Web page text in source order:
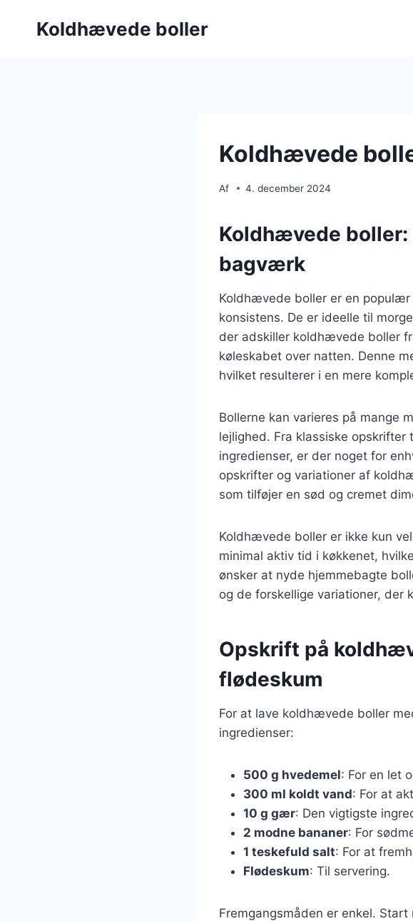
Koldhævede boller
Koldhævede
Af 4. december 2024
Koldhævede
bagværk
Koldhævede boller er en
konsistens. De er ideelle til
der adskiller koldhævede boller
køleskabet over natten. Denne
hvilket resulterer i en mere
Bollerne kan varieres på mange
lejlighed. Fra klassiske
ingredienser, er der noget for
opskrifter og variationer af
som tilføjer en sød og cremet
Koldhævede boller er ikke kun
minimal aktiv tid i køkkenet,
ønsker at nyde hjemmebagte
og de forskellige variationer, der
Opskrift på
flødeskum
For at lave koldhævede boller
ingredienser:
500 g hvedemel: For en let
300 ml koldt vand: For at
10 g gær: Den vigtigste
2 modne bananer: For
1 teskefuld salt: For at
Flødeskum: Til servering.
Fremgangsmåden er enkel.